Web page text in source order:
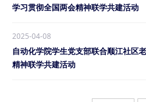
学习贯彻全国两会精神联学共建活动
2025-04-08
自动化学院学生党支部联合顺江社区
精神联学共建活动